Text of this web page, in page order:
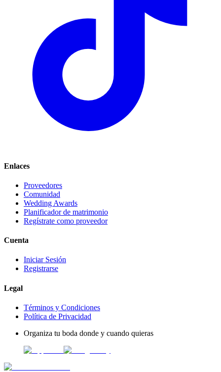
Enlaces
Proveedores
Comunidad
Wedding Awards
Planificador de matrimonio
Regístrate como proveedor
Cuenta
Iniciar Sesión
Registrarse
Legal
Términos y Condiciones
Política de Privacidad
Organiza tu boda donde y cuando quieras